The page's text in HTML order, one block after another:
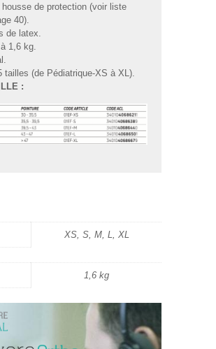
housse de protection (voir liste
40).
de latex.
1,6 kg.
tailles (de Pédiatrique-XS à XL).
:
XS, S, M, L, XL
1,6 kg